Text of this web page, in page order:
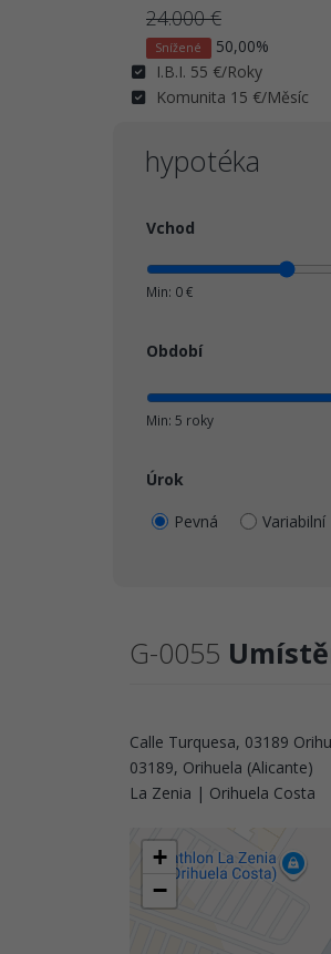
24.000 €
Snížené 50,00%
I.B.I. 55 €/Roky
Komunita 15 €/Měsíc
hypotéka
Vchod
Min: 0 €
Období
Min: 5 roky
Úrok
Pevná
Variabilní
G-0055
Calle Turquesa, 03189
03189, Orihuela (Alicante)
La Zenia | Orihuela Costa
+
−